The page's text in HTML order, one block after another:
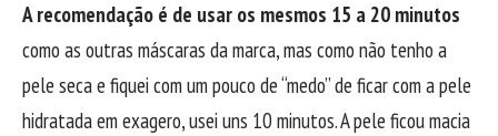
A recomendação é de usar os mesmos 15 a 20 minutos
como as outras máscaras da marca, mas como não tenho a
pele seca e fiquei com um pouco de “medo” de ficar com a pele
hidratada em exagero, usei uns 10 minutos. A pele ficou macia